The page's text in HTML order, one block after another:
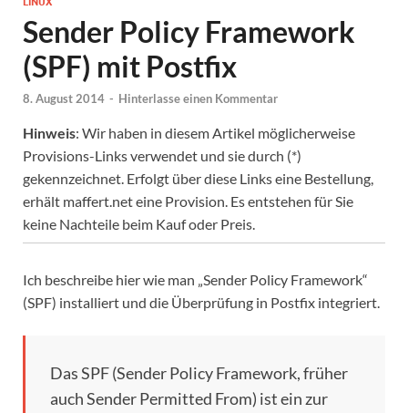
Sender Policy Framework
(SPF) mit Postfix
8. August 2014 - Hinterlasse einen Kommentar
Hinweis: Wir haben in diesem Artikel möglicherweise
Provisions-Links verwendet und sie durch (*)
gekennzeichnet. Erfolgt über diese Links eine Bestellung,
erhält maffert.net eine Provision. Es entstehen für Sie
keine Nachteile beim Kauf oder Preis.
Ich beschreibe hier wie man „Sender Policy Framework“
(SPF) installiert und die Überprüfung in Postfix integriert.
Das SPF (Sender Policy Framework, früher
auch Sender Permitted From) ist ein zur